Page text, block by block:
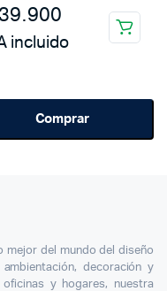
39.900
incluido
Comprar
mejor del mundo del diseño
decoración y
y hogares, nuestra